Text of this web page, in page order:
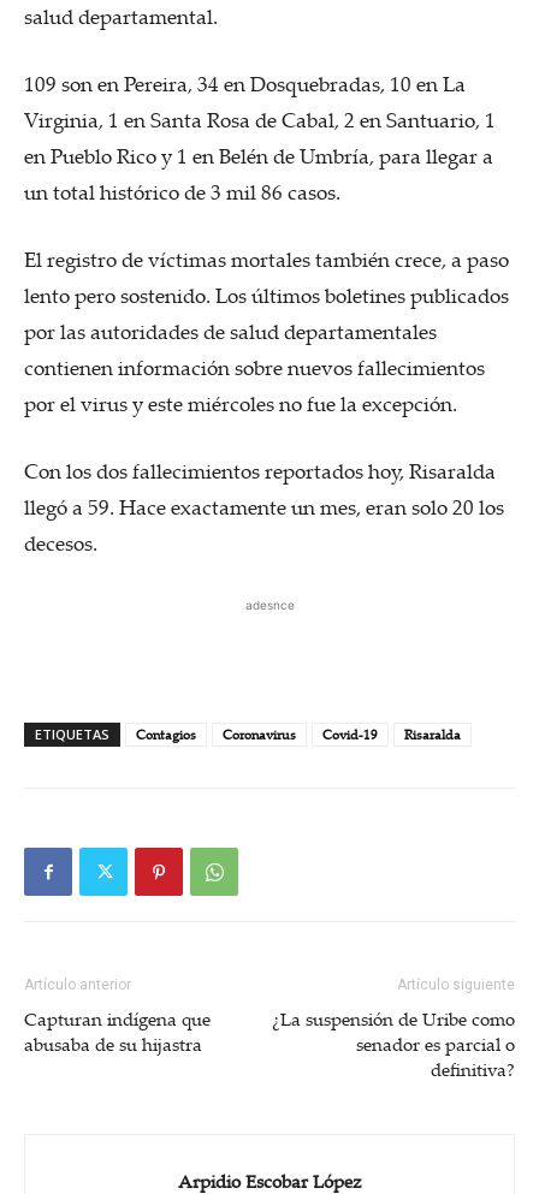
salud departamental.
109 son en Pereira, 34 en Dosquebradas, 10 en La
Virginia, 1 en Santa Rosa de Cabal, 2 en Santuario, 1
en Pueblo Rico y 1 en Belén de Umbría, para llegar a
un total histórico de 3 mil 86 casos.
El registro de víctimas mortales también crece, a paso
lento pero sostenido. Los últimos boletines publicados
por las autoridades de salud departamentales
contienen información sobre nuevos fallecimientos
por el virus y este miércoles no fue la excepción.
Con los dos fallecimientos reportados hoy, Risaralda
llegó a 59. Hace exactamente un mes, eran solo 20 los
decesos.
adesnce
ETIQUETAS Contagios Coronavirus Covid-19 Risaralda
Artículo anterior
Capturan indígena que
abusaba de su hijastra
Artículo siguiente
¿La suspensión de Uribe como
senador es parcial o
definitiva?
Arpidio Escobar López